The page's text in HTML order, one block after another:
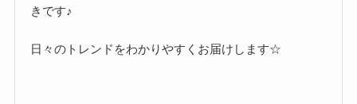
きです♪
日々のトレンドをわかりやすくお届けします☆